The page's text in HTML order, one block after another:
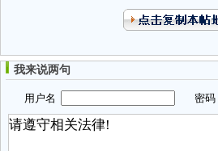
我来说两句
用户名 密码